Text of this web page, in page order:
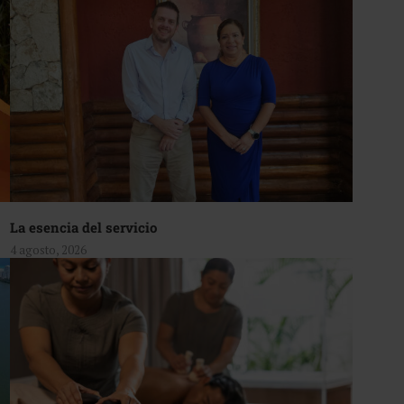
La esencia del servicio
4 agosto, 2026